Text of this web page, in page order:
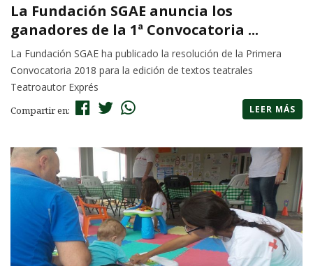
La Fundación SGAE anuncia los
ganadores de la 1ª Convocatoria ...
La Fundación SGAE ha publicado la resolución de la Primera
Convocatoria 2018 para la edición de textos teatrales
Teatroautor Exprés
Compartir en: LEER MÁS